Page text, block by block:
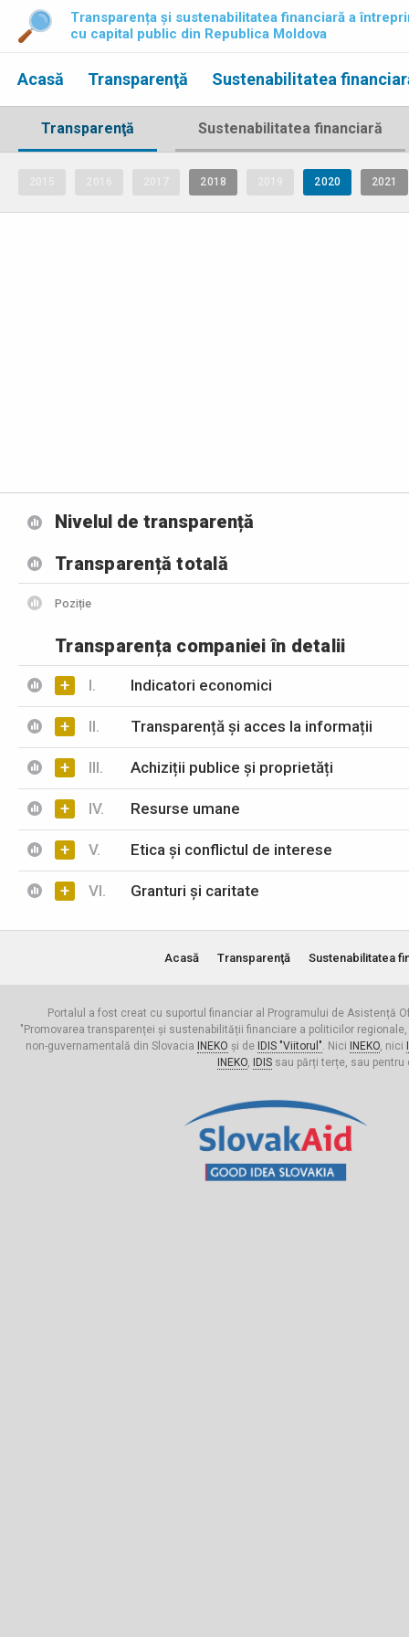
Transparența și sustenabilitatea financiară a
cu capital public din Republica Moldova
Acasă Transparenţă Sustenabilitatea
Transparenţă Sustenabilitatea financiară
2018 2020 2021
Nivelul de transparență
Transparență totală
Poziție
Transparența companiei în detalii
+ I. Indicatori economici
+ II. Transparență și acces la informații
+ III. Achiziții publice și proprietăți
+ IV. Resurse umane
+ V. Etica și conflictul de interese
+ VI. Granturi și caritate
Acasă Transparenţă Sustenabilitatea
Portalul a fost creat cu suportul financiar al Programului de Asistență
"Promovarea transparenței și sustenabilității financiare a politicilor
non-guvernamentală din Slovacia
INEKO și de IDIS "Viitorul". Nici INEKO, nici
INEKO, IDISsau părți terțe, sau pentru